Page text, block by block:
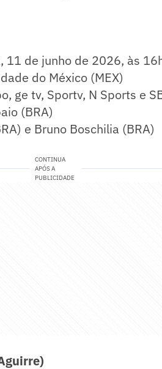
11 de junho de 2026, às
do México (MEX)
ge tv, Sportv, N Sports e
(BRA)
e Bruno Boschilia (BRA)
CONTINUA
APÓS A
PUBLICIDADE